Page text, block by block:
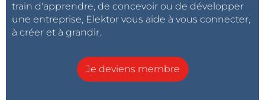
train d'apprendre, de concevoir ou de développer
une entreprise, Elektor vous aide à vous connecter,
à créer et à grandir.
Je deviens membre